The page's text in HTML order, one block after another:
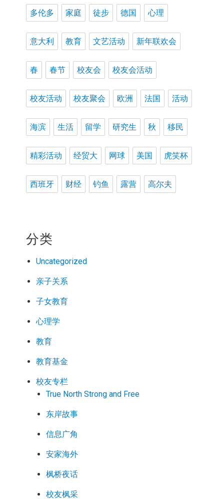
多伦多 家庭 徒步 德国 心理
意大利 教育 文艺活动 新年联欢会
春 春节 校友会 校友会活动
校友活动 校友聚会 欧洲 法国 活动
海滨 生活 留学 研究生 秋 移民
精彩活动 经贸大 网球 美国 虎笑杯
西班牙 财经 钓鱼 露营 高尔夫
分类
Uncategorized
亲子关系
子女教育
心理学
教育
教育基金
校友专栏
True North Strong and Free
东岸故事
信息广角
安家海外
枫桥夜话
校友枫采